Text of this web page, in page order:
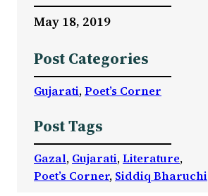
May 18, 2019
Post Categories
Gujarati, Poet’s Corner
Post Tags
Gazal, Gujarati, Literature
Poet’s Corner, Siddiq Bharuchi